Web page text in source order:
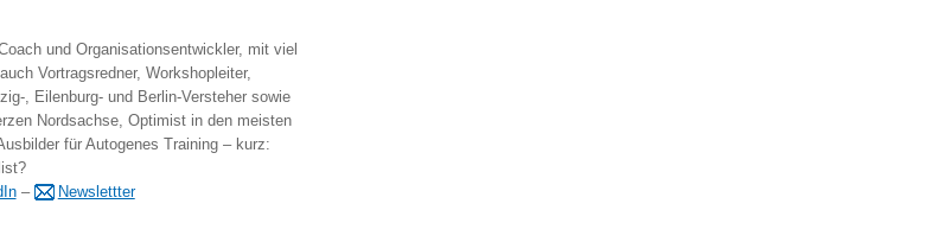
und Organisationsentwickler, mit viel
Vortragsredner, Workshopleiter,
, Eilenburg- und Berlin-Versteher sowie
Nordsachse, Optimist in den meisten
für Autogenes Training – kurz:
– Newslettter